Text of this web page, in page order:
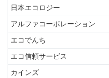
ソー
パー
ーズ
の優
良施
工店
日本エコロジー
アルファコーポレーション
エコでんち
エコ信頼サービス
カインズ